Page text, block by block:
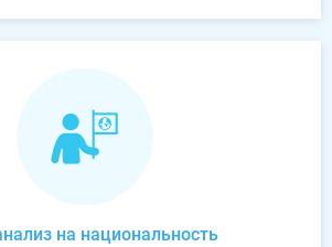
на национальность